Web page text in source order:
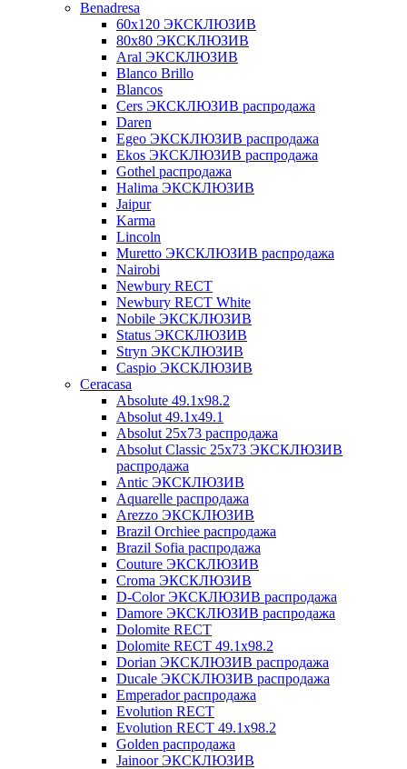
Benadresa
60х120 ЭКСКЛЮЗИВ
80х80 ЭКСКЛЮЗИВ
Aral ЭКСКЛЮЗИВ
Blanco Brillo
Blancos
Cers ЭКСКЛЮЗИВ распродажа
Daren
Egeo ЭКСКЛЮЗИВ распродажа
Ekos ЭКСКЛЮЗИВ распродажа
Gothel распродажа
Halima ЭКСКЛЮЗИВ
Jaipur
Karma
Lincoln
Muretto ЭКСКЛЮЗИВ распродажа
Nairobi
Newbury RECT
Newbury RECT White
Nobile ЭКСКЛЮЗИВ
Status ЭКСКЛЮЗИВ
Stryn ЭКСКЛЮЗИВ
Сaspio ЭКСКЛЮЗИВ
Ceracasa
Absolute 49.1x98.2
Absolut 49.1x49.1
Absolut 25x73 распродажа
Absolut Classic 25x73 ЭКСКЛЮЗИВ
распродажа
Antic ЭКСКЛЮЗИВ
Aquarelle распродажа
Arezzo ЭКСКЛЮЗИВ
Brazil Orchiee распродажа
Brazil Sofia распродажа
Couture ЭКСКЛЮЗИВ
Croma ЭКСКЛЮЗИВ
D-Color ЭКСКЛЮЗИВ распродажа
Damore ЭКСКЛЮЗИВ распродажа
Dolomite RECT
Dolomite RECT 49.1x98.2
Dorian ЭКСКЛЮЗИВ распродажа
Ducale ЭКСКЛЮЗИВ распродажа
Emperador распродажа
Evolution RECT
Evolution RECT 49.1x98.2
Golden распродажа
Jainoor ЭКСКЛЮЗИВ